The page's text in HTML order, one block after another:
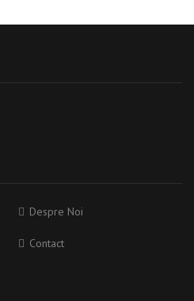
Despre Noi
Contact